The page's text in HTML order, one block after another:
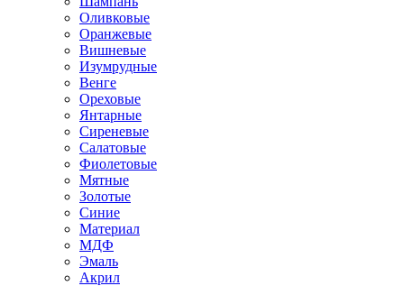
Оливковые
Оранжевые
Вишневые
Изумрудные
Венге
Ореховые
Янтарные
Сиреневые
Салатовые
Фиолетовые
Мятные
Золотые
Синие
Материал
МДФ
Эмаль
Акрил